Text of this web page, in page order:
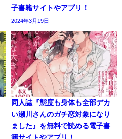
子書籍サイトやアプリ！
2024年3月19日
同人誌『態度も身体も全部デカ
い瀬川さんのガチ恋対象になり
ました』を無料で読める電子書
籍サイトやアプリ！